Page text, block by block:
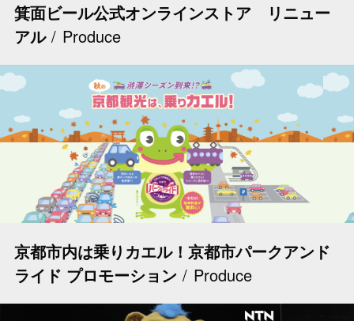
箕面ビール公式オンラインストア リニュー
アル
Produce
京都市内は乗りカエル！京都市パークアンド
ライド プロモーション
Produce